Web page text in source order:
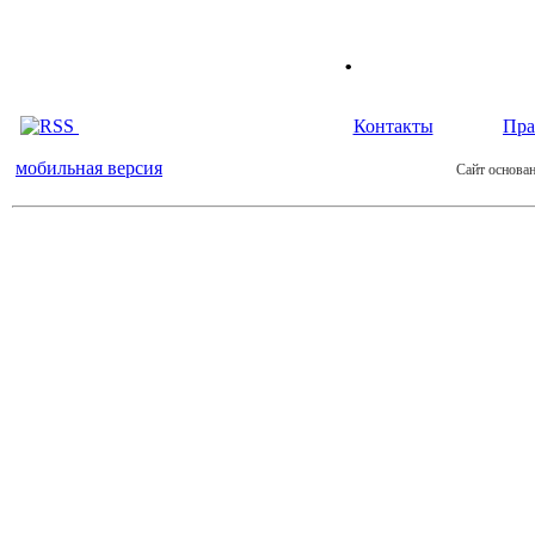
.
Контакты
мобильная версия Сайт